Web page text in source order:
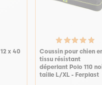
x 40
Coussin pour chien
tissu résistant
déperlant Polo 110
taille L/XL - Ferplast